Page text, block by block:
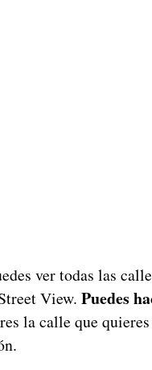
ver todas las
View. Puedes
la calle que